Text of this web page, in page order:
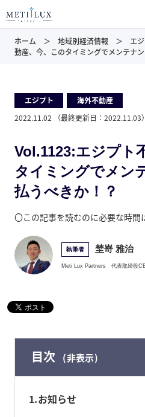
ホーム 地域別経済情報 エ
動産、今、このタイミングでメンテナ
エジプト
海外不動産
2022.11.02
（最終更新日： 2022.11.03）
Vol.1123:エジプト
タイミングでメン
払うべきか！？
〇この記事を読むのに必要な時間
執筆者 埜嵜 雅治
Meti Lux Partners 代表取締役
目次 非表示
1 お知らせ